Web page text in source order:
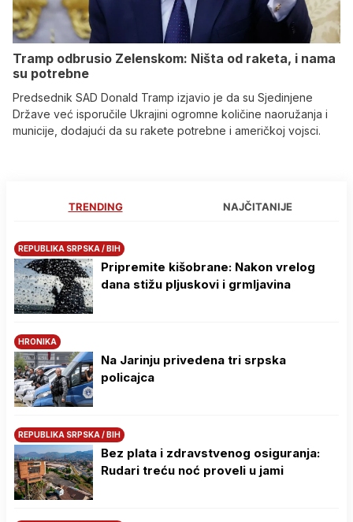
Tramp odbrusio Zelenskom: Ništa od raketa, i nama
su potrebne
Predsednik SAD Donald Tramp izjavio je da su Sjedinjene
Države već isporučile Ukrajini ogromne količine naoružanja i
municije, dodajući da su rakete potrebne i američkoj vojsci.
TRENDING NAJČITANIJE
REPUBLIKA SRPSKA / BIH
Pripremite kišobrane: Nakon vrelog
dana stižu pljuskovi i grmljavina
HRONIKA
Na Јarinju privedena tri srpska
policajca
REPUBLIKA SRPSKA / BIH
Bez plata i zdravstvenog osiguranja:
Rudari treću noć proveli u jami